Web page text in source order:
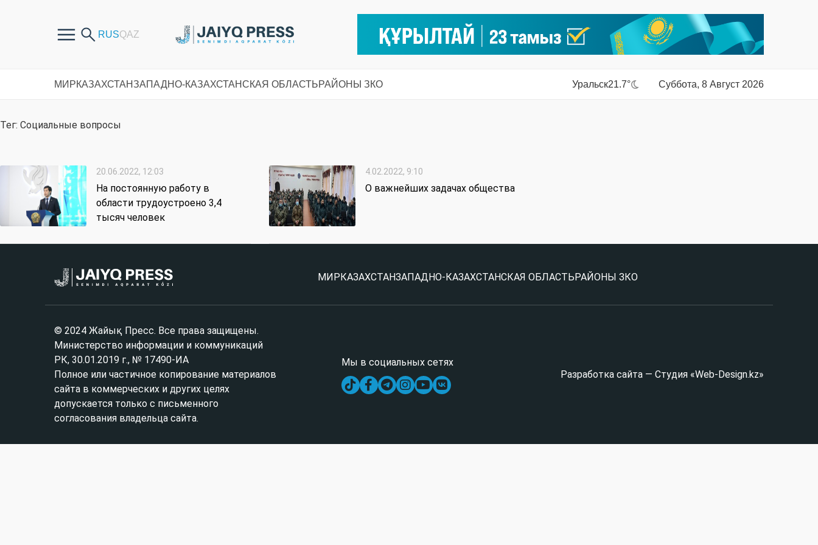
МИРКАЗАХСТАНЗАПАДНО-КАЗАХСТАНСКАЯ ОБЛАСТЬРАЙОНЫ ЗКО Уральск21.7° Суббота, 8 Август 2026
Тег: Социальные вопросы
20.06.2022, 12:03
На постоянную работу в
области трудоустроено 3,4
тысяч человек
4.02.2022, 9:10
О важнейших задачах общества
МИР КАЗАХСТАНЗАПАДНО-КАЗАХСТАНСКАЯ ОБЛАСТЬ РАЙОНЫ ЗКО
© 2024 Жайық Пресс. Все права защищены.
Министерство информации и коммуникаций
РК, 30.01.2019 г., № 17490-ИА
Полное или частичное копирование материалов
сайта в коммерческих и других целях
допускается только с письменного
согласования владельца сайта.
Мы в социальных сетях
Разработка сайта — Студия «Web-Design.kz»